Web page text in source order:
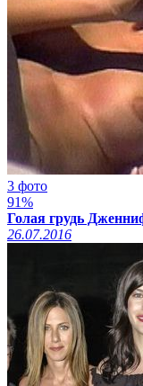
3 фото
91%
Голая грудь
26.07.2016